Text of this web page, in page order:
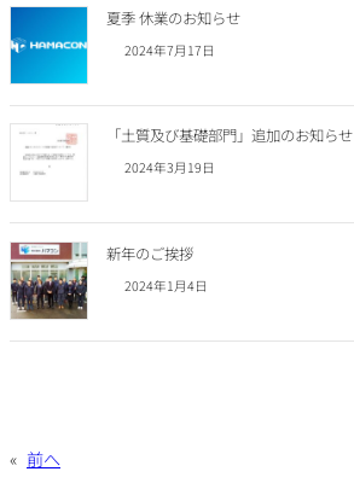
夏季 休業のお知らせ
2024年7月17日
「土質及び基礎部門」追加のお知らせ
2024年3月19日
新年のご挨拶
2024年1月4日
« 前へ